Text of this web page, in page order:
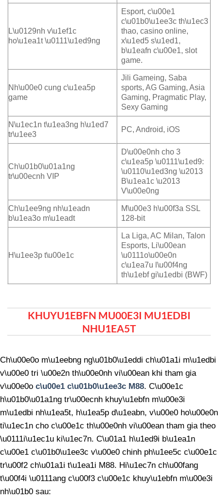
L\u0129nh v\u1ef1c
ho\u1ea1t \u0111\u1ed9ng
Esport, c\u00e1
c\u01b0\u1ee3c th\u1ec3
thao, casino online,
x\u1ed5 s\u1ed1,
b\u1eafn c\u00e1, slot
game.
Nh\u00e0 cung c\u1ea5p
game
Jili Gameing, Saba
sports, AG Gaming, Asia
Gaming, Pragmatic Play,
Sexy Gaming
N\u1ec1n t\u1ea3ng h\u1ed7
tr\u1ee3
PC, Android, iOS
Ch\u01b0\u01a1ng
tr\u00ecnh VIP
D\u00e0nh cho 3
c\u1ea5p \u0111\u1ed9:
\u0110\u1ed3ng \u2013
B\u1ea1c \u2013
V\u00e0ng
Ch\u1ee9ng nh\u1eadn
b\u1ea3o m\u1eadt
M\u00e3 h\u00f3a SSL
128-bit
H\u1ee3p t\u00e1c
La Liga, AC Milan, Talon
Esports, Li\u00ean
\u0111o\u00e0n
c\u1ea7u l\u00f4ng
th\u1ebf gi\u1edbi (BWF)
KHUYU1EBFN MU00E3I MU1EDBI
NHU1EA5T
Ch\u00e0o m\u1eebng ng\u01b0\u1eddi ch\u01a1i m\u1edbi
v\u00e0 tri \u00e2n th\u00e0nh vi\u00ean khi tham gia
v\u00e0o c\u00e1 c\u01b0\u1ee3c M88. C\u00e1c
h\u01b0\u01a1ng tr\u00ecnh khuy\u1ebfn m\u00e3i
m\u1edbi nh\u1ea5t, h\u1ea5p d\u1eabn, v\u00e0 ho\u00e0n
ti\u1ec1n cho c\u00e1c th\u00e0nh vi\u00ean tham gia theo
\u0111i\u1ec1u ki\u1ec7n. C\u01a1 h\u1ed9i b\u1ea1n
c\u00e1 c\u01b0\u1ee3c v\u00e0 chinh ph\u1ee5c c\u00e1c
tr\u00f2 ch\u01a1i t\u1ea1i M88. Hi\u1ec7n ch\u00fang
t\u00f4i \u0111ang c\u00f3 c\u00e1c khuy\u1ebfn m\u00e3i
nh\u01b0 sau: